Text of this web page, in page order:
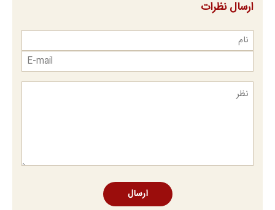
ارسال نظرات
ارسال